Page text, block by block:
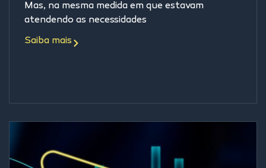
Mas, na mesma medida em que estavam
atendendo as necessidades
Saiba mais